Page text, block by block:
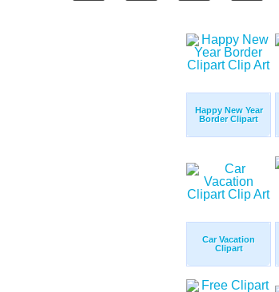
Happy New Year
Border Clipart
Car Vacation
Clipart